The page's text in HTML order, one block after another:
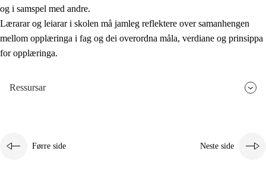
og i samspel med andre.
Lærarar og leiarar i skolen må jamleg reflektere over samanhengen
mellom opplæringa i fag og dei overordna måla, verdiane og prinsippa
for opplæringa.
Ressursar
Førre side Neste side